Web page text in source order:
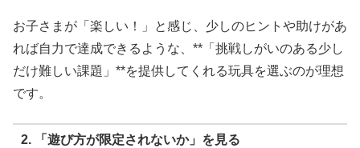
お子さまが「楽しい！」と感じ、少しのヒントや助けがあ
れば自力で達成できるような、**「挑戦しがいのある少し
だけ難しい課題」**を提供してくれる玩具を選ぶのが理想
です。
2. 「遊び方が限定されないか」を見る